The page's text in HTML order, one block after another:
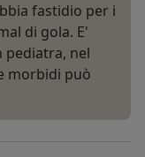
fastidio per i
di gola. E'
nel
morbidi può